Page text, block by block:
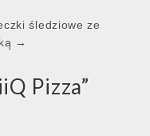
śledziowe ze
→
Pizza”